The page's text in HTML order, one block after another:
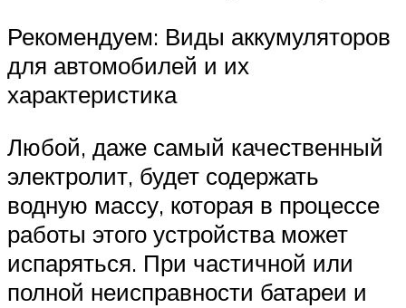
Рекомендуем: Виды аккумуляторов
для автомобилей и их
характеристика
Любой, даже самый качественный
электролит, будет содержать
водную массу, которая в процессе
работы этого устройства может
испаряться. При частичной или
полной неисправности батареи и